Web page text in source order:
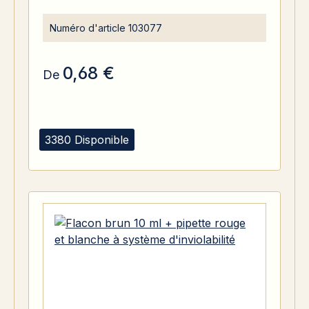
3380 Disponible
Numéro d'article 103077
De 0,68 €